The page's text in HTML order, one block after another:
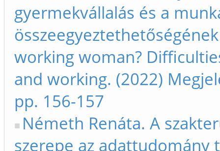
gyermekvállalás és a
working woman?
and working. (2022)
pp. 156-157
Németh Renáta. A
szerepe az adattudomány